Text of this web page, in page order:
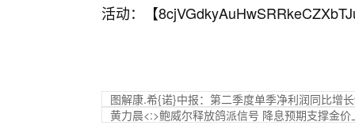
活动：【
图解康.希{诺}中报：第二季度单季净利润同比增
黄力晨<:>鲍威尔释放鸽派信号 降息预期支撑金价